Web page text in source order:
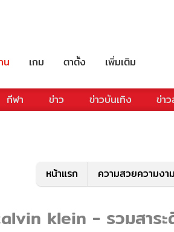
น เกม ตาตั้ง เพิ่มเติม
กีฬา ข่าว ข่าวบันเทิง ข่า
หน้าแรก ความสวยความงาม
klein - รวมสาร